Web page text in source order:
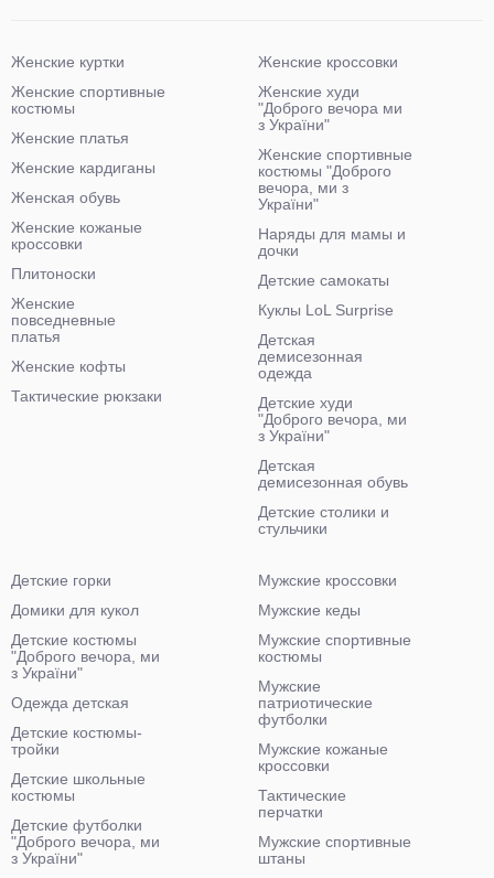
Женские куртки
Женские спортивные
костюмы
Женские платья
Женские кардиганы
Женская обувь
Женские кожаные
кроссовки
Плитоноски
Женские
повседневные
платья
Женские кофты
Тактические рюкзаки
Женские кроссовки
Женские худи
"Доброго вечора ми
з України"
Женские спортивные
костюмы "Доброго
вечора, ми з
України"
Наряды для мамы и
дочки
Детские самокаты
Куклы LoL Surprise
Детская
демисезонная
одежда
Детские худи
"Доброго вечора, ми
з України"
Детская
демисезонная обувь
Детские столики и
стульчики
Детские горки
Домики для кукол
Детские костюмы
"Доброго вечора, ми
з України"
Одежда детская
Детские костюмы-
тройки
Детские школьные
костюмы
Детские футболки
"Доброго вечора, ми
з України"
Мужские кроссовки
Мужские кеды
Мужские спортивные
костюмы
Мужские
патриотические
футболки
Мужские кожаные
кроссовки
Тактические
перчатки
Мужские спортивные
штаны